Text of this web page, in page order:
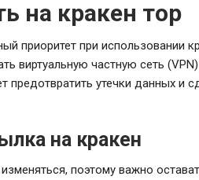
на кракен тор
приоритет при использовании
виртуальную частную сеть
предотвратить утечки данных и
на кракен
поэтому важно